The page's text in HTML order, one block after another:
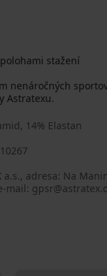
stažení
nenáročných
Astratexu.
14% Elastan
a.s., adresa: Na
mail: